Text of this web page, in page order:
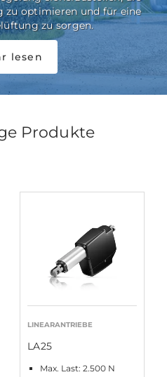
zu optimieren und für eine
zu sorgen.
lesen
Produkte
LINEARANTRIEBE
LA25
Max. Last: 2.500 N